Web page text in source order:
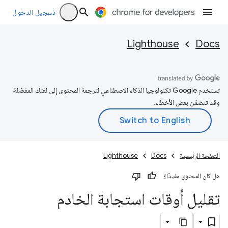
تسجيل الدخول
Docs
Lighthouse
تستخدم Google تكنولوجيا الذكاء الاصطناعي لترجمة المحتوى إلى لغتك المفضّلة،
وقد تتضمّن بعض الأخطاء.
الصفحة الرئيسية Docs
Lighthouse
هل كان المحتوى مفيدًا؟
تقليل أوقات استجابة الخادم